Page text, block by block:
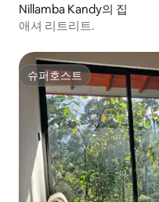
Nillamba Kandy의 집
애셔 리트리트.
슈퍼호스트
슈퍼호스트